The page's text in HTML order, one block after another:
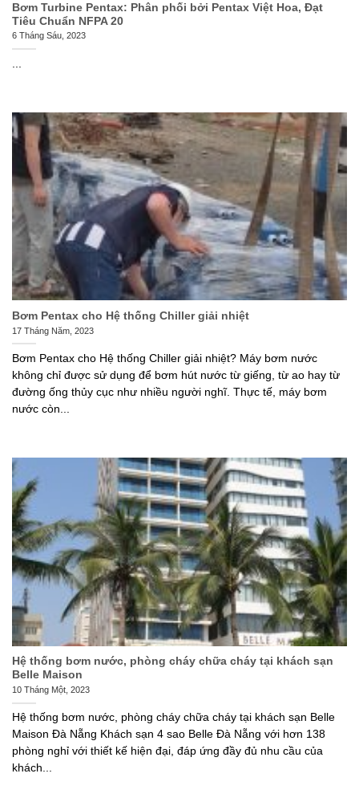
Bơm Turbine Pentax: Phân phối bởi Pentax Việt Hoa, Đạt
Tiêu Chuẩn NFPA 20
6 Tháng Sáu, 2023
Bơm Pentax cho Hệ thống Chiller giải nhiệt
17 Tháng Năm, 2023
Bơm Pentax cho Hệ thống Chiller giải nhiệt? Máy bơm nước
không chỉ được sử dụng để bơm hút nước từ giếng, từ ao hay từ
đường ống thủy cục như nhiều người nghĩ. Thực tế, máy bơm
nước còn...
Hệ thống bơm nước, phòng cháy chữa cháy tại khách sạn
Belle Maison
10 Tháng Một, 2023
Hệ thống bơm nước, phòng cháy chữa cháy tại khách sạn Belle
Maison Đà Nẵng Khách sạn 4 sao Belle Đà Nẵng với hơn 138
phòng nghỉ với thiết kế hiện đại, đáp ứng đầy đủ nhu cầu của
khách...